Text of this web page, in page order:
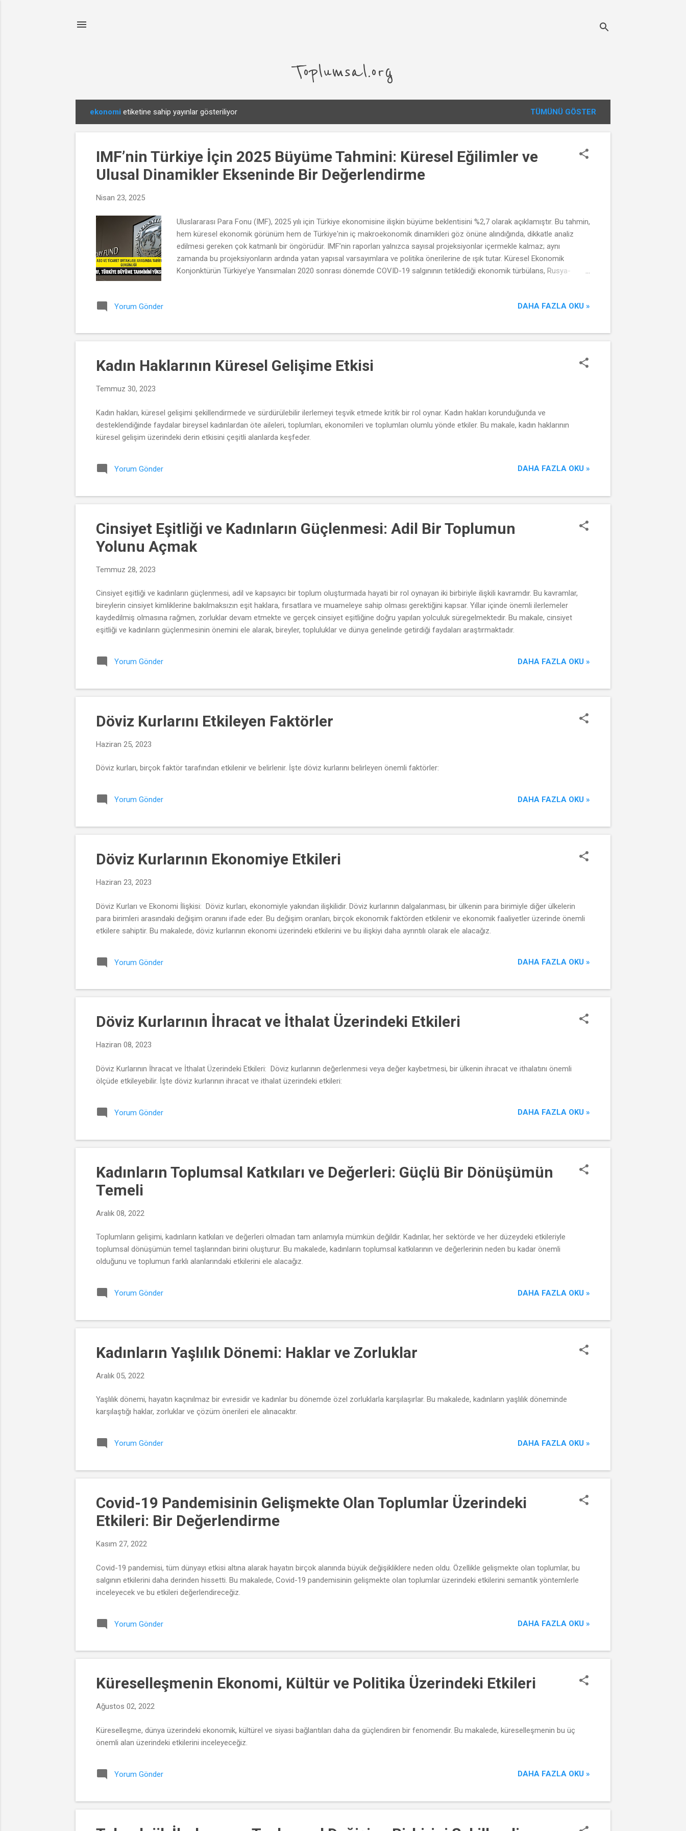
Toplumsal.org
a
ekonomi etiketine sahip yayınlar gösteriliyor TÜMÜNÜ GÖSTER
IMF’nin Türkiye İçin 2025 Büyüme Tahmini: Küresel Eğilimler ve
Ulusal Dinamikler Ekseninde Bir Değerlendirme
Nisan 23, 2025
Uluslararası Para Fonu (IMF), 2025 yılı için Türkiye ekonomisine ilişkin büyüme beklentisini %2,7 olarak açıklamıştır. Bu tahmin,
hem küresel ekonomik görünüm hem de Türkiye'nin iç makroekonomik dinamikleri göz önüne alındığında, dikkatle analiz
edilmesi gereken çok katmanlı bir öngörüdür. IMF’nin raporları yalnızca sayısal projeksiyonlar içermekle kalmaz; aynı
zamanda bu projeksiyonların ardında yatan yapısal varsayımlara ve politika önerilerine de ışık tutar. Küresel Ekonomik
Konjonktürün Türkiye’ye Yansımaları 2020 sonrası dönemde COVID-19 salgınının tetiklediği ekonomik türbülans, Rusya-
sorunlarla yüzleşmiştir. IMF'nin %2,7’lik büyüme tahmini, bu tür dışsal baskıların ve parasal sıkılaşma trendlerinin etkisiyle
Yorum Gönder DAHA FAZLA OKU »
Kadın Haklarının Küresel Gelişime Etkisi
Temmuz 30, 2023
Kadın hakları, küresel gelişimi şekillendirmede ve sürdürülebilir ilerlemeyi teşvik etmede kritik bir rol oynar. Kadın hakları korunduğunda ve
desteklendiğinde faydalar bireysel kadınlardan öte aileleri, toplumları, ekonomileri ve toplumları olumlu yönde etkiler. Bu makale, kadın haklarının
küresel gelişim üzerindeki derin etkisini çeşitli alanlarda keşfeder.
Yorum Gönder DAHA FAZLA OKU »
Cinsiyet Eşitliği ve Kadınların Güçlenmesi: Adil Bir Toplumun
Yolunu Açmak
Temmuz 28, 2023
Cinsiyet eşitliği ve kadınların güçlenmesi, adil ve kapsayıcı bir toplum oluşturmada hayati bir rol oynayan iki birbiriyle ilişkili kavramdır. Bu kavramlar,
bireylerin cinsiyet kimliklerine bakılmaksızın eşit haklara, fırsatlara ve muameleye sahip olması gerektiğini kapsar. Yıllar içinde önemli ilerlemeler
kaydedilmiş olmasına rağmen, zorluklar devam etmekte ve gerçek cinsiyet eşitliğine doğru yapılan yolculuk süregelmektedir. Bu makale, cinsiyet
eşitliği ve kadınların güçlenmesinin önemini ele alarak, bireyler, topluluklar ve dünya genelinde getirdiği faydaları araştırmaktadır.
Yorum Gönder DAHA FAZLA OKU »
Döviz Kurlarını Etkileyen Faktörler
Haziran 25, 2023
Döviz kurları, birçok faktör tarafından etkilenir ve belirlenir. İşte döviz kurlarını belirleyen önemli faktörler:
Yorum Gönder DAHA FAZLA OKU »
Döviz Kurlarının Ekonomiye Etkileri
Haziran 23, 2023
Döviz Kurları ve Ekonomi İlişkisi: Döviz kurları, ekonomiyle yakından ilişkilidir. Döviz kurlarının dalgalanması, bir ülkenin para birimiyle diğer ülkelerin
para birimleri arasındaki değişim oranını ifade eder. Bu değişim oranları, birçok ekonomik faktörden etkilenir ve ekonomik faaliyetler üzerinde önemli
etkilere sahiptir. Bu makalede, döviz kurlarının ekonomi üzerindeki etkilerini ve bu ilişkiyi daha ayrıntılı olarak ele alacağız.
Yorum Gönder DAHA FAZLA OKU »
Döviz Kurlarının İhracat ve İthalat Üzerindeki Etkileri
Haziran 08, 2023
Döviz Kurlarının İhracat ve İthalat Üzerindeki Etkileri: Döviz kurlarının değerlenmesi veya değer kaybetmesi, bir ülkenin ihracat ve ithalatını önemli
ölçüde etkileyebilir. İşte döviz kurlarının ihracat ve ithalat üzerindeki etkileri:
Yorum Gönder DAHA FAZLA OKU »
Kadınların Toplumsal Katkıları ve Değerleri: Güçlü Bir Dönüşümün
Temeli
Aralık 08, 2022
Toplumların gelişimi, kadınların katkıları ve değerleri olmadan tam anlamıyla mümkün değildir. Kadınlar, her sektörde ve her düzeydeki etkileriyle
toplumsal dönüşümün temel taşlarından birini oluşturur. Bu makalede, kadınların toplumsal katkılarının ve değerlerinin neden bu kadar önemli
olduğunu ve toplumun farklı alanlarındaki etkilerini ele alacağız.
Yorum Gönder DAHA FAZLA OKU »
Kadınların Yaşlılık Dönemi: Haklar ve Zorluklar
Aralık 05, 2022
Yaşlılık dönemi, hayatın kaçınılmaz bir evresidir ve kadınlar bu dönemde özel zorluklarla karşılaşırlar. Bu makalede, kadınların yaşlılık döneminde
karşılaştığı haklar, zorluklar ve çözüm önerileri ele alınacaktır.
Yorum Gönder DAHA FAZLA OKU »
Covid-19 Pandemisinin Gelişmekte Olan Toplumlar Üzerindeki
Etkileri: Bir Değerlendirme
Kasım 27, 2022
Covid-19 pandemisi, tüm dünyayı etkisi altına alarak hayatın birçok alanında büyük değişikliklere neden oldu. Özellikle gelişmekte olan toplumlar, bu
salgının etkilerini daha derinden hissetti. Bu makalede, Covid-19 pandemisinin gelişmekte olan toplumlar üzerindeki etkilerini semantik yöntemlerle
inceleyecek ve bu etkileri değerlendireceğiz.
Yorum Gönder DAHA FAZLA OKU »
Küreselleşmenin Ekonomi, Kültür ve Politika Üzerindeki Etkileri
Ağustos 02, 2022
Küreselleşme, dünya üzerindeki ekonomik, kültürel ve siyasi bağlantıları daha da güçlendiren bir fenomendir. Bu makalede, küreselleşmenin bu üç
önemli alan üzerindeki etkilerini inceleyeceğiz.
Yorum Gönder DAHA FAZLA OKU »